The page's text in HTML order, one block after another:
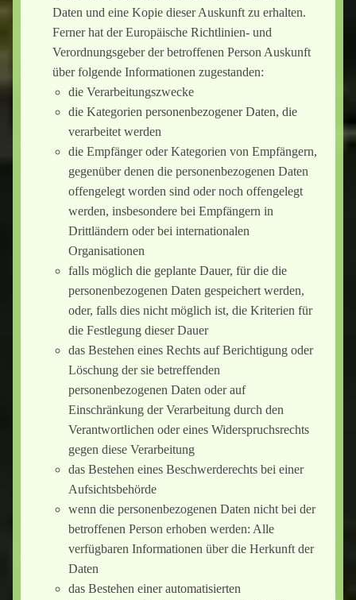
Daten und eine Kopie dieser Auskunft zu erhalten.
Ferner hat der Europäische Richtlinien- und
Verordnungsgeber der betroffenen Person Auskunft
über folgende Informationen zugestanden:
die Verarbeitungszwecke
die Kategorien personenbezogener Daten, die
verarbeitet werden
die Empfänger oder Kategorien von Empfängern,
gegenüber denen die personenbezogenen Daten
offengelegt worden sind oder noch offengelegt
werden, insbesondere bei Empfängern in
Drittländern oder bei internationalen
Organisationen
falls möglich die geplante Dauer, für die die
personenbezogenen Daten gespeichert werden,
oder, falls dies nicht möglich ist, die Kriterien für
die Festlegung dieser Dauer
das Bestehen eines Rechts auf Berichtigung oder
Löschung der sie betreffenden
personenbezogenen Daten oder auf
Einschränkung der Verarbeitung durch den
Verantwortlichen oder eines Widerspruchsrechts
gegen diese Verarbeitung
das Bestehen eines Beschwerderechts bei einer
Aufsichtsbehörde
wenn die personenbezogenen Daten nicht bei der
betroffenen Person erhoben werden: Alle
verfügbaren Informationen über die Herkunft der
Daten
das Bestehen einer automatisierten